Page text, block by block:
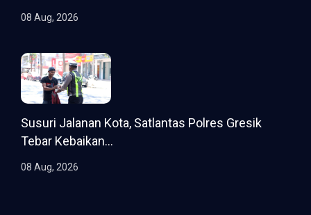
08 Aug, 2026
Susuri Jalanan Kota, Satlantas Polres Gresik
Tebar Kebaikan...
08 Aug, 2026